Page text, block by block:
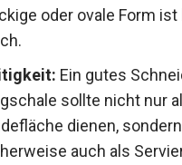
oder ovale Form
Ein gutes
sollte nicht nur
dienen, sondern
auch als